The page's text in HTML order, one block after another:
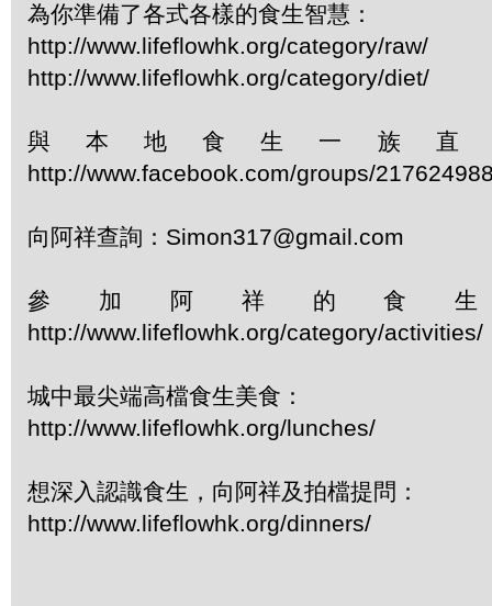
為你準備了各式各樣的食生智慧：
http://www.lifeflowhk.org/category/raw/
http://www.lifeflowhk.org/category/diet/
與本地食生一族直
http://www.facebook.com/groups/
向阿祥查詢：Simon317@gmail.com
參加阿祥的食
http://www.lifeflowhk.org/category/activities/
城中最尖端高檔食生美食：
http://www.lifeflowhk.org/lunches/
想深入認識食生，向阿祥及拍檔提問：
http://www.lifeflowhk.org/dinners/